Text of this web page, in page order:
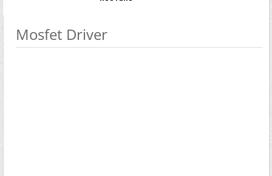
Mosfet Driver